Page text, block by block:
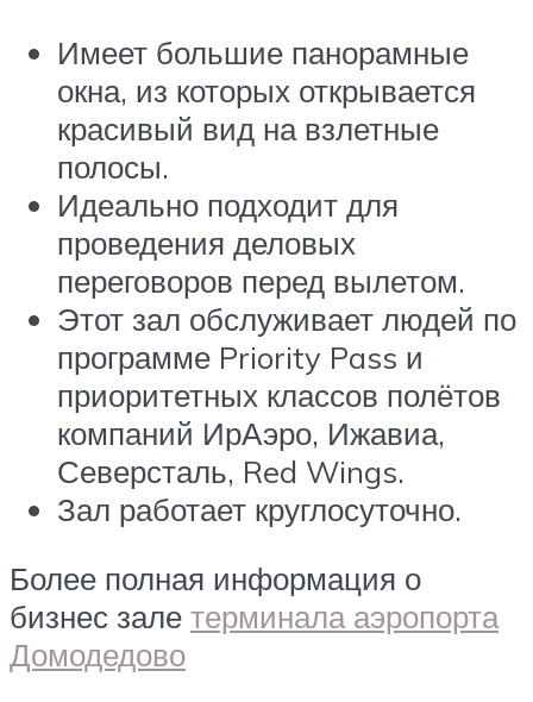
Имеет большие панорамные
окна, из которых открывается
красивый вид на взлетные
полосы.
Идеально подходит для
проведения деловых
переговоров перед вылетом.
Этот зал обслуживает людей по
программе Priority Pass и
приоритетных классов полётов
компаний ИрАэро, Ижавиа,
Северсталь, Red Wings.
Зал работает круглосуточно.
Более полная информация о
бизнес зале терминала аэропорта
Домодедово